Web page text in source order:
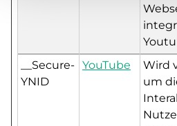
__Secure-
YNID
YouTube
Wird
um